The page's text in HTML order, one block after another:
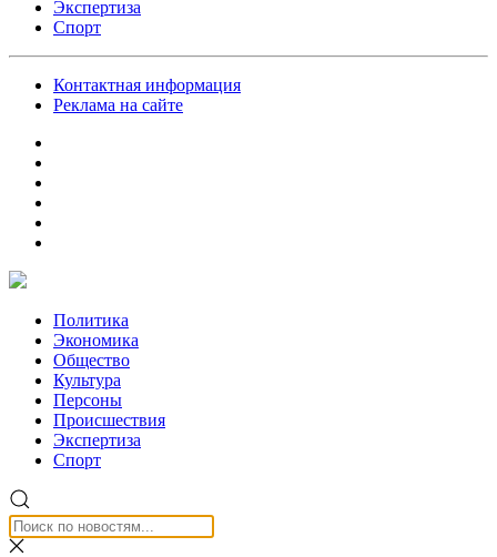
Экспертиза
Спорт
Контактная информация
Реклама на сайте
Политика
Экономика
Общество
Культура
Персоны
Происшествия
Экспертиза
Спорт